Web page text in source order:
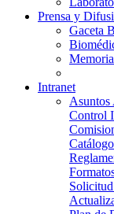
Prensa y
Gaceta
Intranet
Asuntos
Control